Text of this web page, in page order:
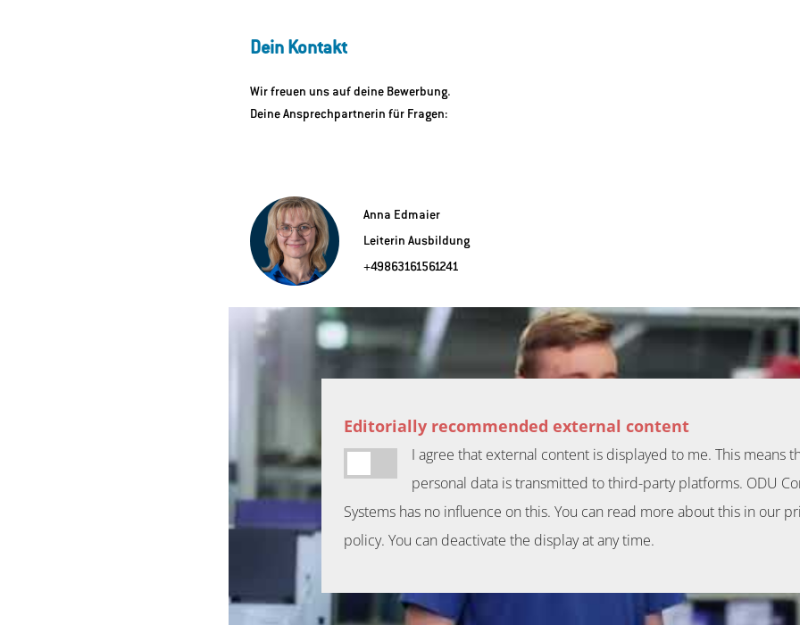
Dein Kontakt
Wir freuen uns auf deine Bewerbung.
Deine Ansprechpartnerin für Fragen:
Anna Edmaier
Leiterin Ausbildung
+49863161561241
Editorially recommended external content
I agree that external content is displayed to me. This means
personal data is transmitted to third-party platforms. ODU
Systems has no influence on this. You can read more about this in our
policy. You can deactivate the display at any time.